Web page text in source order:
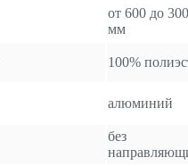
от 600 до
мм
100%
алюминий
без